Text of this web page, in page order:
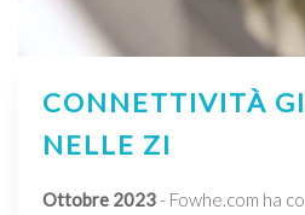
CONNETTIVITÀ
NELLE ZI
Ottobre 2023- Fowhe.com ha